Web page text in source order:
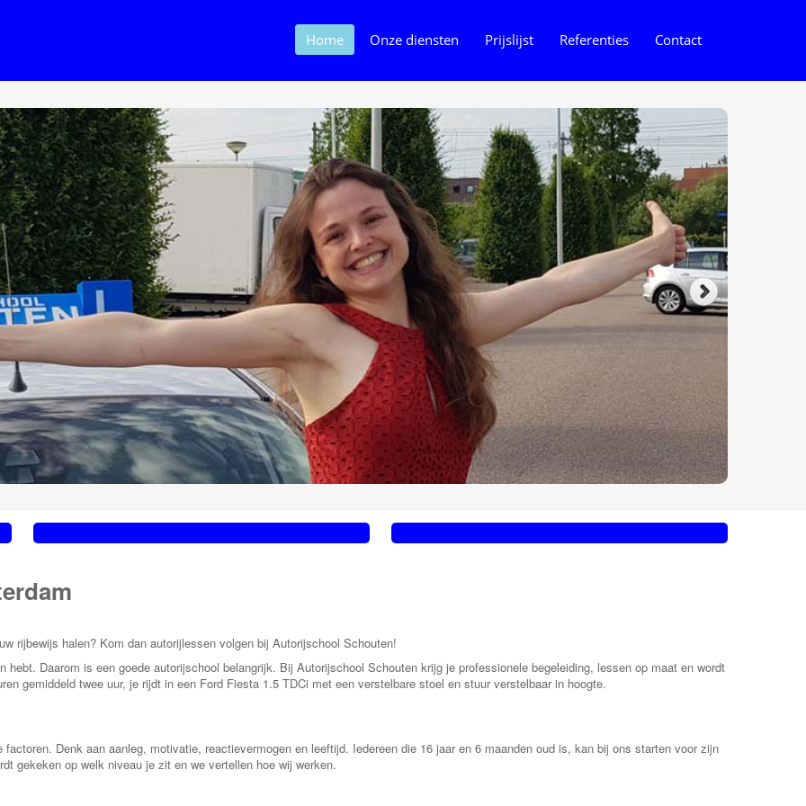
Home Onze diensten Prijslijst Referenties Contact
rijbewijs halen? Kom dan autorijlessen volgen bij Autorijschool Schouten!
Daarom is een goede autorijschool belangrijk. Bij Autorijschool Schouten krijg je professionele begeleiding, lessen op maat en wordt
gemiddeld twee uur, je rijdt in een Ford Fiesta 1.5 TDCi met een verstelbare stoel en stuur verstelbaar in hoogte.
Denk aan aanleg, motivatie, reactievermogen en leeftijd. Iedereen die 16 jaar en 6 maanden oud is, kan bij ons starten voor zijn
gekeken op welk niveau je zit en we vertellen hoe wij werken.